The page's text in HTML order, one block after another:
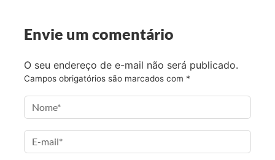
a
e
b
o
o
w
t
t
e
n
t
a
g
e
m
a
i
Envie um comentário
O seu endereço de e-mail não será publicado.
Campos obrigatórios são marcados com *